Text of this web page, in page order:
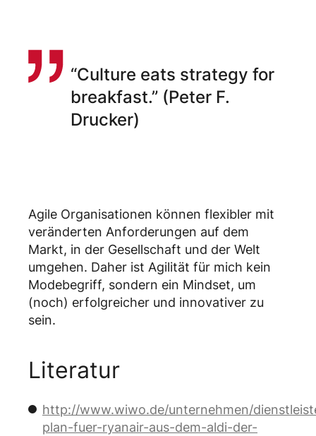
“Culture eats strategy for
breakfast.” (Peter F.
Drucker)
Agile Organisationen können flexibler mit
veränderten Anforderungen auf dem
Markt, in der Gesellschaft und der Welt
umgehen. Daher ist Agilität für mich kein
Modebegriff, sondern ein Mindset, um
(noch) erfolgreicher und innovativer zu
sein.
Literatur
http://www.wiwo.de/unternehmen/
plan-fuer-ryanair-aus-dem-aldi-der-